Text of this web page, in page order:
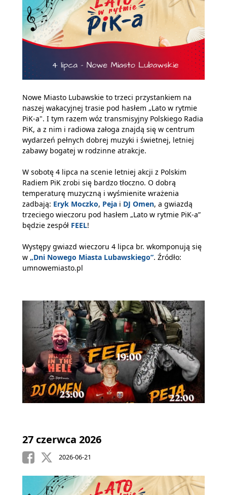
Nowe Miasto Lubawskie to trzeci przystankiem na
naszej wakacyjnej trasie pod hasłem „Lato w rytmie
PiK-a". I tym razem wóz transmisyjny Polskiego Radia
PiK, a z nim i radiowa załoga znajdą się w centrum
wydarzeń pełnych dobrej muzyki i świetnej, letniej
zabawy bogatej w rodzinne atrakcje.
W sobotę 4 lipca na scenie letniej akcji z Polskim
Radiem PiK zrobi się bardzo tłoczno. O dobrą
temperaturę muzyczną i wyśmienite wrażenia
zadbają: Eryk Moczko, Peja i DJ Omen, a gwiazdą
trzeciego wieczoru pod hasłem „Lato w rytmie PiK-a”
będzie zespół FEEL!
Występy gwiazd wieczoru 4 lipca br. wkomponują się
w „Dni Nowego Miasta Lubawskiego”. Źródło:
umnowemiasto.pl
27 czerwca 2026
2026-06-21